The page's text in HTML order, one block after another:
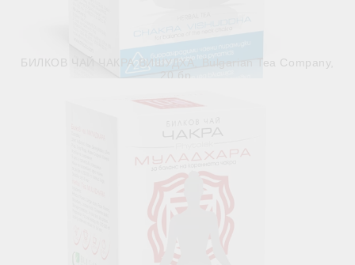
БИЛКОВ ЧАЙ ЧАКРА ВИШУДХА, Bulgarian Tea Company,
20 бр.
Виж детайли